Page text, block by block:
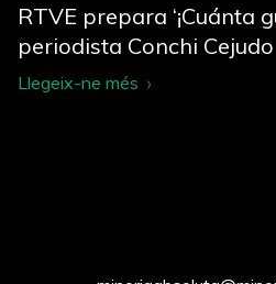
RTVE prepara ‘¡Cuánta
periodista Conchi Cejudo
Llegeix-ne més